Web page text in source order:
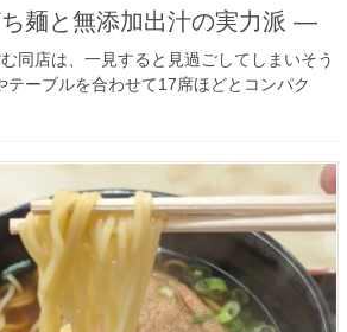
麺と無添加出汁の実力派 —
同店は、一見すると見過ごしてしまいそう
ーブルを合わせて17席ほどとコンパク